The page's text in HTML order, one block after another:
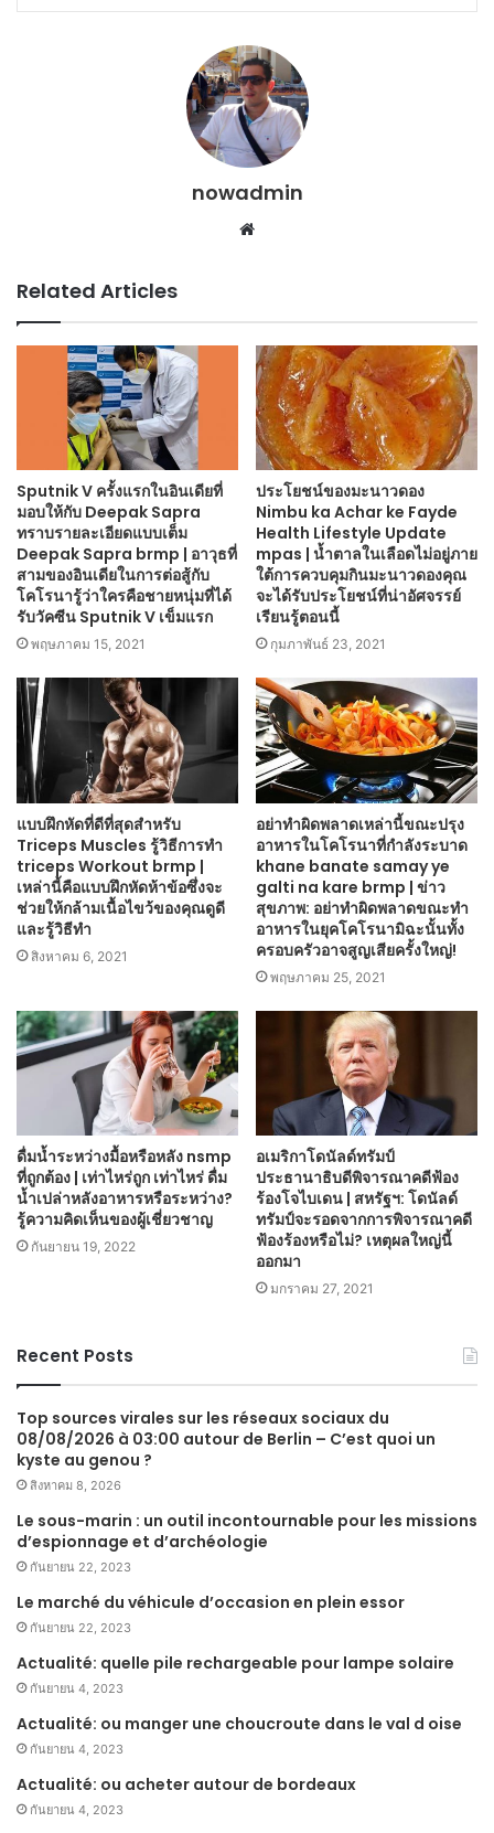
nowadmin
Website
Related Articles
Sputnik V ครั้งแรกในอินเดียที่
มอบให้กับ Deepak Sapra
ทราบรายละเอียดแบบเต็ม
Deepak Sapra brmp | อาวุธที่
สามของอินเดียในการต่อสู้กับ
โคโรนารู้ว่าใครคือชายหนุ่มที่ได้
รับวัคซีน Sputnik V เข็มแรก
พฤษภาคม 15, 2021
ประโยชน์ของมะนาวดอง
Nimbu ka Achar ke Fayde
Health Lifestyle Update
mpas | น้ำตาลในเลือดไม่อยู่ภาย
ใต้การควบคุมกินมะนาวดองคุณ
จะได้รับประโยชน์ที่น่าอัศจรรย์
เรียนรู้ตอนนี้
กุมภาพันธ์ 23, 2021
แบบฝึกหัดที่ดีที่สุดสำหรับ
Triceps Muscles รู้วิธีการทำ
triceps Workout brmp |
เหล่านี้คือแบบฝึกหัดห้าข้อซึ่งจะ
ช่วยให้กล้ามเนื้อไขว้ของคุณดูดี
และรู้วิธีทำ
สิงหาคม 6, 2021
อย่าทำผิดพลาดเหล่านี้ขณะปรุง
อาหารในโคโรนาที่กำลังระบาด
khane banate samay ye
galti na kare brmp | ข่าว
สุขภาพ: อย่าทำผิดพลาดขณะทำ
อาหารในยุคโคโรนามิฉะนั้นทั้ง
ครอบครัวอาจสูญเสียครั้งใหญ่!
พฤษภาคม 25, 2021
ดื่มน้ำระหว่างมื้อหรือหลัง nsmp
ที่ถูกต้อง | เท่าไหร่ถูก เท่าไหร่ ดื่ม
น้ำเปล่าหลังอาหารหรือระหว่าง?
รู้ความคิดเห็นของผู้เชี่ยวชาญ
กันยายน 19, 2022
อเมริกาโดนัลด์ทรัมป์
ประธานาธิบดีพิจารณาคดีฟ้อง
ร้องโจไบเดน | สหรัฐฯ: โดนัลด์
ทรัมป์จะรอดจากการพิจารณาคดี
ฟ้องร้องหรือไม่? เหตุผลใหญ่นี้
ออกมา
มกราคม 27, 2021
Recent Posts
Top sources virales sur les réseaux sociaux du
08/08/2026 à 03:00 autour de Berlin – C’est quoi un
kyste au genou ?
สิงหาคม 8, 2026
Le sous-marin : un outil incontournable pour les missions
d’espionnage et d’archéologie
กันยายน 22, 2023
Le marché du véhicule d’occasion en plein essor
กันยายน 22, 2023
Actualité: quelle pile rechargeable pour lampe solaire
กันยายน 4, 2023
Actualité: ou manger une choucroute dans le val d oise
กันยายน 4, 2023
Actualité: ou acheter autour de bordeaux
กันยายน 4, 2023